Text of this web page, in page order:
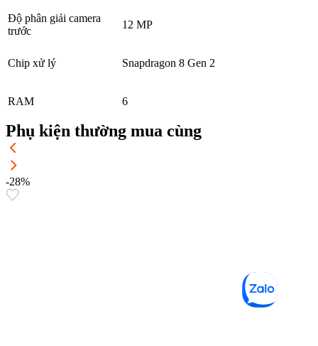
Độ phân giải camera
trước
12 MP
Chip xử lý Snapdragon 8 Gen 2
RAM 6
Phụ kiện thường mua cùng
-28%